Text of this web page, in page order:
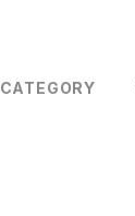
CATEGORY